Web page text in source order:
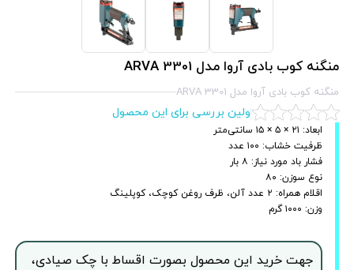
منگنه کوب بادی آروا مدل ARVA 3301
منگنه کوب بادی آروا مدل ARVA 3301
اولین بررسی برای این محصول
ابعاد: ۲۱ × ۵ × ۱۵ سانتی‌متر
ظرفیت خشاب: ۱۰۰ عدد
فشار باد مورد نیاز: ۸ بار
نوع سوزن: ۸۰
اقلام همراه: ۲ عدد آلن، ظرف روغن کوچک، کوپلینگ
وزن: ۱۰۰۰ گرم
جهت خرید این محصول بصورت اقساط با چک صیادی،